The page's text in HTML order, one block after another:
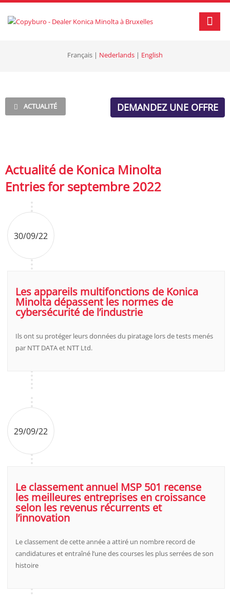
Français | Nederlands | English
ACTUALITÉ DEMANDEZ UNE OFFRE
Actualité de Konica Minolta
Entries for septembre 2022
30/09/22
Les appareils multifonctions de Konica
Minolta dépassent les normes de
cybersécurité de l’industrie
Ils ont su protéger leurs données du piratage lors de tests menés
par NTT DATA et NTT Ltd.
29/09/22
Le classement annuel MSP 501 recense
les meilleures entreprises en croissance
selon les revenus récurrents et
l’innovation
Le classement de cette année a attiré un nombre record de
candidatures et entraîné l’une des courses les plus serrées de son
histoire